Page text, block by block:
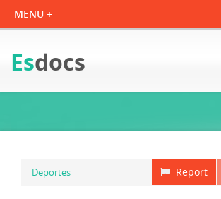
Esdocs
Report
Deportes